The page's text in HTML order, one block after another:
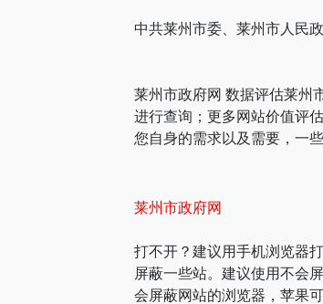
中共莱州市委、莱州市人民
莱州市政府网 数据评估莱州
进行查询；更多网站价值评
您自身的需求以及需要，一
莱州市政府网
打不开？建议用手机浏览器
屏蔽一些站。建议使用不会
会屏蔽网站的浏览器，苹果